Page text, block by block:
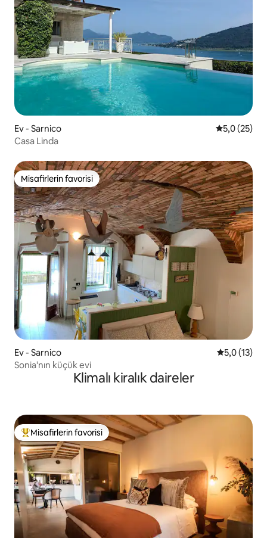
Ev - Sarnico 5 üzerinden
5,0 (25)
Casa Linda
Misafirlerin favorisi
Misafirlerin favorisi
Ev - Sarnico 55,0 (13)
Sonia'nın küçük evi
Klimalı kiralık daireler
Misafirlerin favorilerinden en beğenilenler arasında
Misafirlerin favorisi